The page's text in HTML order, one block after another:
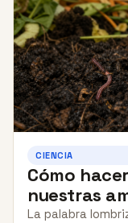
CIENCIA
Cómo
nuestras
La palabra